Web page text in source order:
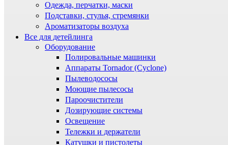
Одежда, перчатки, маски
Подставки, стулья, стремянки
Ароматизаторы воздуха
Все для детейлинга
Оборудование
Полировальные машинки
Аппараты Tornador (Cyclone)
Пылеводососы
Моющие пылесосы
Пароочистители
Дозирующие системы
Освещение
Тележки и держатели
Катушки и пистолеты